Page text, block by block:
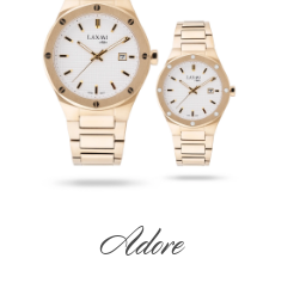
Adore